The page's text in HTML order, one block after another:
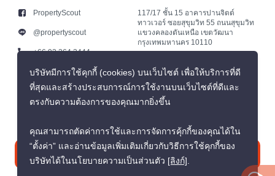
PropertyScout
@propertyscout
+66 92 264 3444
+66 92 264 3444
contact@propertyscout.co.th
117/17 ชั้น 15 อาคารปานจิตต์
ทาวเวอร์ ซอยสุขุมวิท 55 ถนนสุขุมวิท
แขวงคลองตันเหนือ เขตวัฒนา
กรุงเทพมหานคร 10110
ติดต่อเรา
บริษัทมีการใช้คุกกี้ (cookies) บนเว็บไซต์ เพื่อให้บริการที่ดี
ที่สุดและสร้างประสบการณ์การใช้งานบนเว็บไซต์ที่ดีและ
ตรงกับความต้องการของคุณมากยิ่งขึ้น
คุณสามารถตัดค่าการใช้และการจัดการคุ้กกี้ของคุณได้ใน
“ตั้งค่า” และอ่านข้อมูลเพิ่มเติมเกี่ยวกับวิธีการใช้คุกกี้ของ
บริษัทได้ในนโยบายความเป็นส่วนตัว [ลิงก์].